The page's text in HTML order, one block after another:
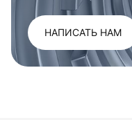
НАПИСАТЬ НАМ